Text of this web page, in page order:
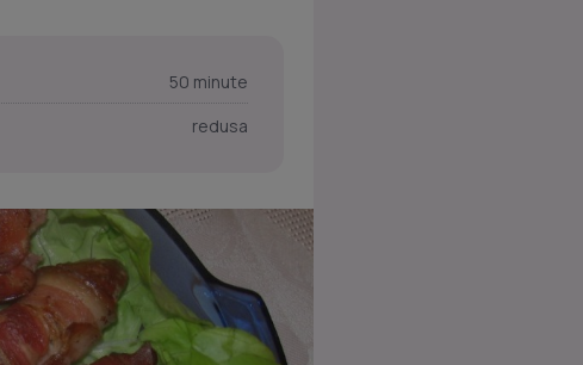
50 minute
redusa